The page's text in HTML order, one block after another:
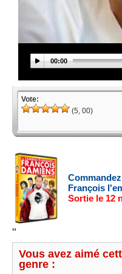
00:00
Vote:
(5, 00)
François
Sortie le 12
"
Vous avez aimé
genre :